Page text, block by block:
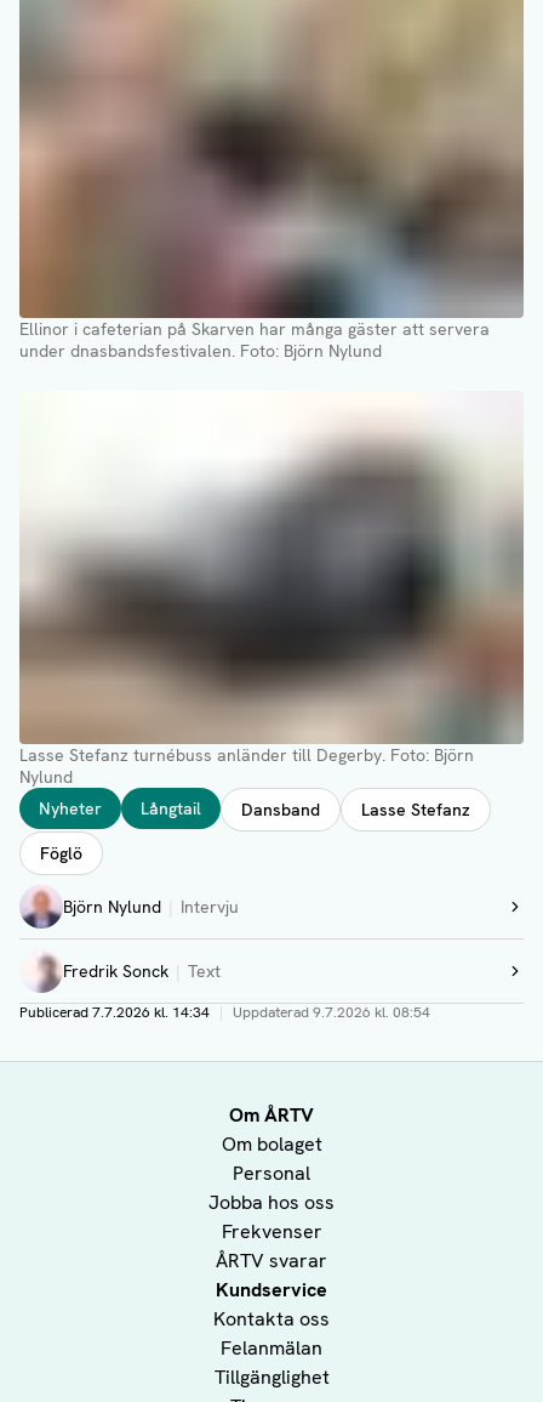
Ellinor i cafeterian på Skarven har många gäster att servera
under dnasbandsfestivalen . Foto: Björn Nylund
Lasse Stefanz turnébuss anländer till Degerby. Foto: Björn
Nylund
Taggar
Nyheter Långtail Dansband
Lasse Stefanz
Föglö
Författare
Björn Nylund Intervju
Visa profil
Fredrik Sonck Text
Visa profil
Publicerad7.7.2026 kl. 14:34 | Uppdaterad9.7.2026 kl. 08:54
Om ÅRTV
Om bolaget
Personal
Jobba hos oss
Frekvenser
ÅRTV svarar
Kundservice
Kontakta oss
Felanmälan
Tillgänglighet